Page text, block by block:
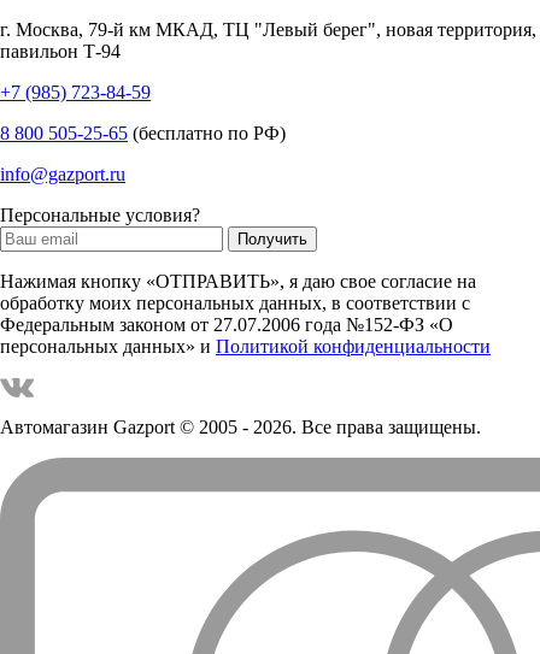
г. Москва, 79-й км МКАД, ТЦ "Левый берег", новая территория,
павильон Т-94
+7 (985) 723-84-59
8 800 505-25-65 (бесплатно по РФ)
info@gazport.ru
Персональные условия?
Нажимая кнопку «ОТПРАВИТЬ», я даю свое согласие на
обработку моих персональных данных, в соответствии с
Федеральным законом от 27.07.2006 года №152-ФЗ «О
персональных данных» и Политикой конфиденциальности
Автомагазин Gazport © 2005 - 2026. Все права защищены.